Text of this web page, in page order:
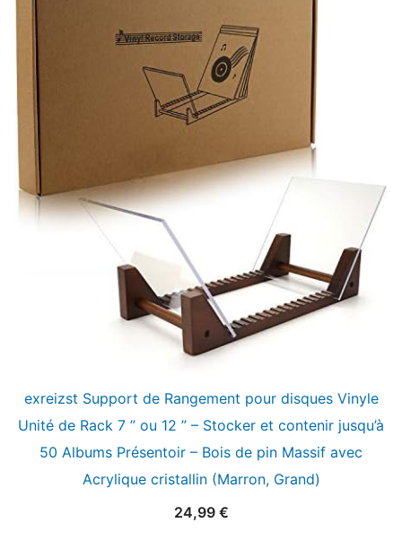
exreizst Support de Rangement pour disques Vinyle
Unité de Rack 7 ” ou 12 ” – Stocker et contenir jusqu’à
50 Albums Présentoir – Bois de pin Massif avec
Acrylique cristallin (Marron, Grand)
24,99 €